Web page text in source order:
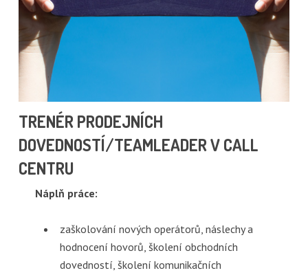
TRENÉR PRODEJNÍCH
DOVEDNOSTÍ/TEAMLEADER V CALL
CENTRU
Náplň práce:
zaškolování nových operátorů, náslechy a
hodnocení hovorů, školení obchodních
dovedností, školení komunikačních